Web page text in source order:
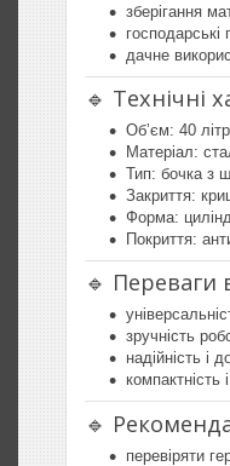
зберігання
господарські
дачне
🔹 Технічні
Об’єм: 40
Матеріал:
Тип: бочка з
Закриття:
Форма:
Покриття:
🔹 Переваги
зручність
надійність і
компактність
🔹
перевіряти